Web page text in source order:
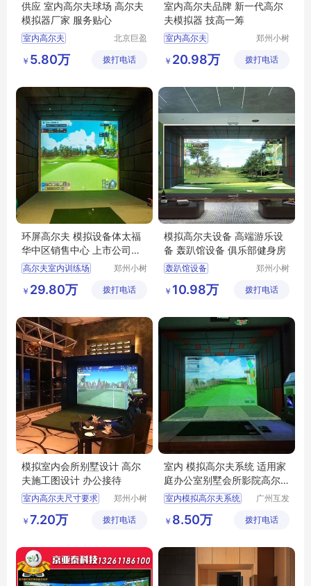
供应 室内高尔夫球场 高尔夫
模拟器厂家 服务贴心
室内高尔夫
北京巨盈
有限公司
￥ 5.80万 拨打电话
室内高尔夫品牌 新一代高尔
夫模拟器 技高一筹
室内高尔夫
室内模拟高尔夫
高尔夫设备
郑州小树
有限公司
￥ 20.98万 拨打电话
环屏高尔夫 模拟设备体太福
华中区销售中心 上市公司接
待设备
高尔夫室内训练场
室内高尔夫模拟器报价
室内高尔夫的价
郑州小树
有限公司
￥ 29.80万 拨打电话
模拟高尔夫设备 高端游乐设
备 轰趴馆设备 俱乐部健身房
轰趴馆设备
模拟高尔夫设备
平顶山模拟高尔夫
郑州小树
有限公司
￥ 10.98万 拨打电话
模拟室内会所别墅设计 高尔
夫施工图设计 办公接待
室内高尔夫尺寸要求
模拟高尔夫
室内高尔夫投资
郑州小树
有限公司
￥ 7.20万 拨打电话
室内 模拟高尔夫系统 适用家
庭办公室别墅会所影院高尔
夫
室内模拟高尔夫系统
广州互发
品有限公
￥ 8.50万 拨打电话